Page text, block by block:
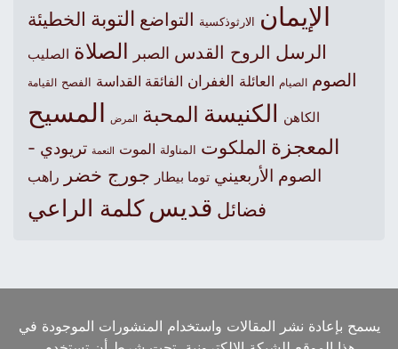
الإيمان الارثوذكسية التواضع التوبة الخطيئة
الرسل الروح القدس الصبر الصلاة الصليب
الصوم الصيام العائلة الغفران الفائقة القداسة الفصح القيامة
الكاهن الكنيسةالمحبة المرض المسيح
المعجزة الملكوت المناولة الموت النعمة تريودي -
الصوم الأربعيني توما بيطار جورج خضر راهب
فضائل قديس كلمة الراعي
يسمح بإعادة نشر المقالات واستخدام المنشورات الموجودة في